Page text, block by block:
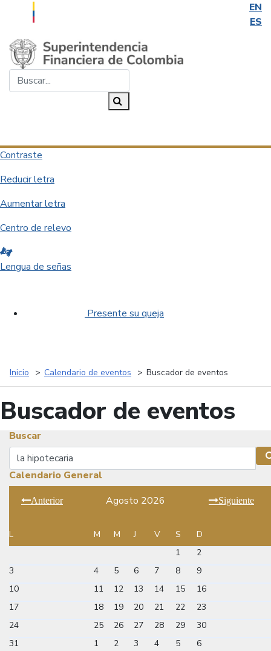
EN
ES
Saltar al contenido principal
Contraste
Reducir letra
Aumentar letra
Centro de relevo
Lengua de señas
Presente su queja
Inicio Calendario de eventos Buscador de eventos
Buscador de eventos
Buscar
Buscar
Calendario General
Anterior Agosto 2026 Siguiente
L M M J V S
D
1
2
3
4 5 6 7 8
9
10
11 12 13 14 15
16
17
18 19 20 21 22
23
24
25 26 27 28 29
30
31
1 2 3 4 5 6